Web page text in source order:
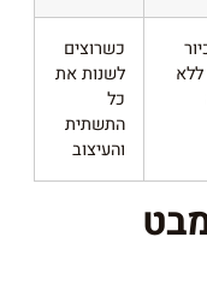
כשרוצים
לשנות את
כל
התשתית
והעיצוב